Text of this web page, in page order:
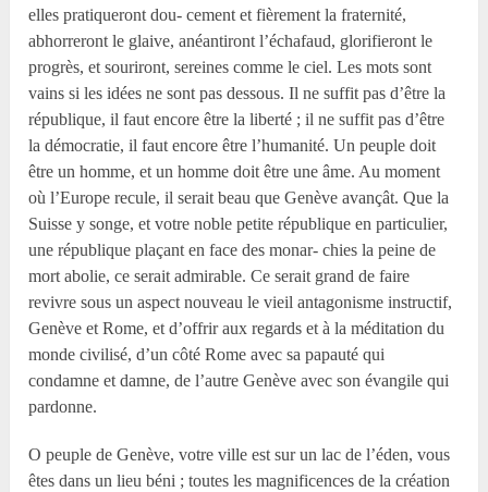
elles pratiqueront dou- cement et fièrement la fraternité,
abhorreront le glaive, anéantiront l’échafaud, glorifieront le
progrès, et souriront, sereines comme le ciel. Les mots sont
vains si les idées ne sont pas dessous. Il ne suffit pas d’être la
république, il faut encore être la liberté ; il ne suffit pas d’être
la démocratie, il faut encore être l’humanité. Un peuple doit
être un homme, et un homme doit être une âme. Au moment
où l’Europe recule, il serait beau que Genève avançât. Que la
Suisse y songe, et votre noble petite république en particulier,
une république plaçant en face des monar- chies la peine de
mort abolie, ce serait admirable. Ce serait grand de faire
revivre sous un aspect nouveau le vieil antagonisme instructif,
Genève et Rome, et d’offrir aux regards et à la méditation du
monde civilisé, d’un côté Rome avec sa papauté qui
condamne et damne, de l’autre Genève avec son évangile qui
pardonne.
O peuple de Genève, votre ville est sur un lac de l’éden, vous
êtes dans un lieu béni ; toutes les magnificences de la création